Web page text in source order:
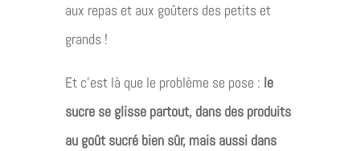
aux repas et aux goûters des petits et
grands !
Et c’est là que le problème se pose : le
sucre se glisse partout, dans des produits
au goût sucré bien sûr, mais aussi dans